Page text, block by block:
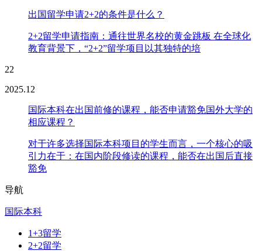
出国留学申请2+2的条件是什么？
2+2留学申请指南：通往世界名校的黄金跳板 在全球化
教育背景下，“2+2”留学项目以其独特的培
22
2025.12
国际本科在出国前修的课程，能否申请豁免国外大学的
相应课程？
对于许多选择国际本科项目的学生而言，一个核心的吸
引力在于：在国内阶段修读的课程，能否在出国后直接
豁免
导航
国际本科
1+3留学
2+2留学